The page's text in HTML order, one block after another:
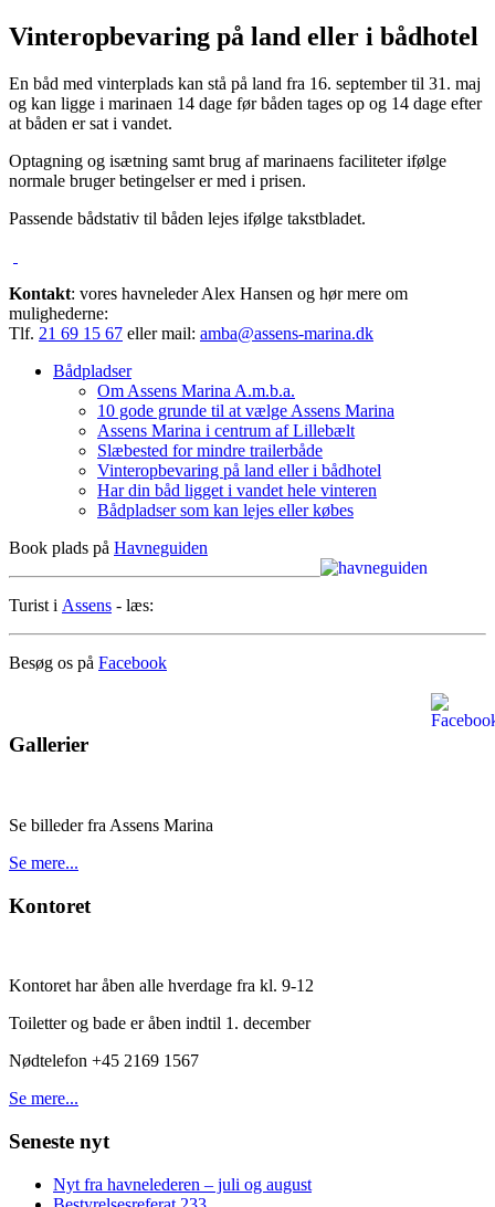
Vinteropbevaring på land eller i bådhotel
En båd med vinterplads kan stå på land fra 16. september til 31. maj
og kan ligge i marinaen 14 dage før båden tages op og 14 dage efter
at båden er sat i vandet.
Optagning og isætning samt brug af marinaens faciliteter ifølge
normale bruger betingelser er med i prisen.
Passende bådstativ til båden lejes ifølge takstbladet.
Kontakt: vores havneleder Alex Hansen og hør mere om
mulighederne:
Tlf. 21 69 15 67 eller mail: amba@assens-marina.dk
Bådpladser
Om Assens Marina A.m.b.a.
10 gode grunde til at vælge Assens Marina
Assens Marina i centrum af Lillebælt
Slæbested for mindre trailerbåde
Vinteropbevaring på land eller i bådhotel
Har din båd ligget i vandet hele vinteren
Bådpladser som kan lejes eller købes
Book plads på Havneguiden
Turist i Assens - læs:
Besøg os på Facebook
Gallerier
Se billeder fra Assens Marina
Se mere...
Kontoret
Kontoret har åben alle hverdage fra kl. 9-12
Toiletter og bade er åben indtil 1. december
Nødtelefon +45 2169 1567
Se mere...
Seneste nyt
Nyt fra havnelederen – juli og august